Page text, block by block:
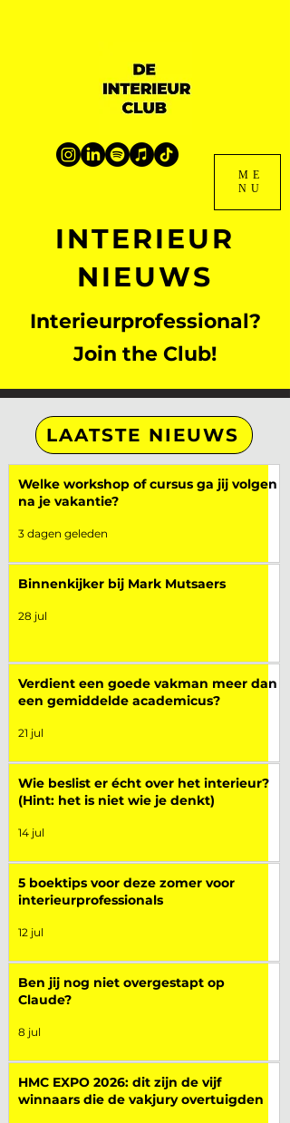
ME
NU
INTERIEUR
NIEUWS
Interieurprofessional?
Join the Club!
LAATSTE NIEUWS
Welke workshop of cursus ga jij volgen
na je vakantie?
3 dagen geleden
Binnenkijker bij Mark Mutsaers
28 jul
Verdient een goede vakman meer dan
een gemiddelde academicus?
21 jul
Wie beslist er écht over het interieur?
(Hint: het is niet wie je denkt)
14 jul
5 boektips voor deze zomer voor
interieurprofessionals
12 jul
Ben jij nog niet overgestapt op
Claude?
8 jul
HMC EXPO 2026: dit zijn de vijf
winnaars die de vakjury overtuigden